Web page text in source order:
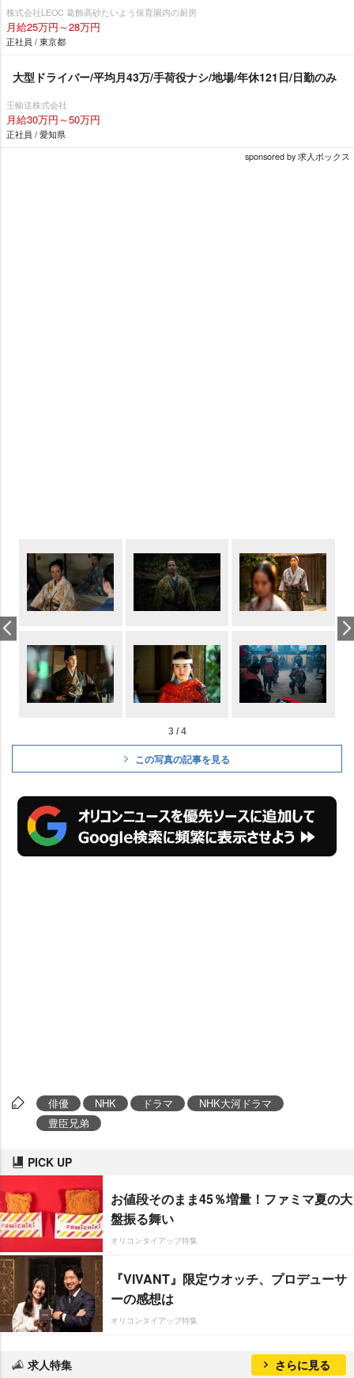
株式会社LEOC 葛飾高砂たいよう保育園内の厨房
月給25万円～28万円
正社員 / 東京都
大型ドライバー/平均月43万/手荷役ナシ/地場/年休121日/日勤のみ
壬輸送株式会社
月給30万円～50万円
正社員 / 愛知県
sponsored by 求人ボックス
3 / 4
この写真の記事を見る
俳優 NHK ドラマ
NHK大河ドラマ
豊臣兄弟
PICK UP
お値段そのまま45％増量！ファミマ夏の大
盤振る舞い
オリコンタイアップ特集
『VIVANT』限定ウオッチ、プロデューサ
ーの感想は
オリコンタイアップ特集
求人特集 さらに見る